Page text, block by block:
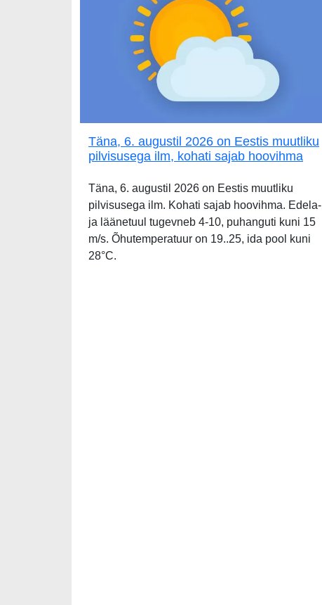
Täna, 6. augustil 2026 on Eestis muutliku
pilvisusega ilm, kohati sajab hoovihma
Täna, 6. augustil 2026 on Eestis muutliku
pilvisusega ilm. Kohati sajab hoovihma. Edela-
ja läänetuul tugevneb 4-10, puhanguti kuni 15
m/s. Õhutemperatuur on 19..25, ida pool kuni
28°C.